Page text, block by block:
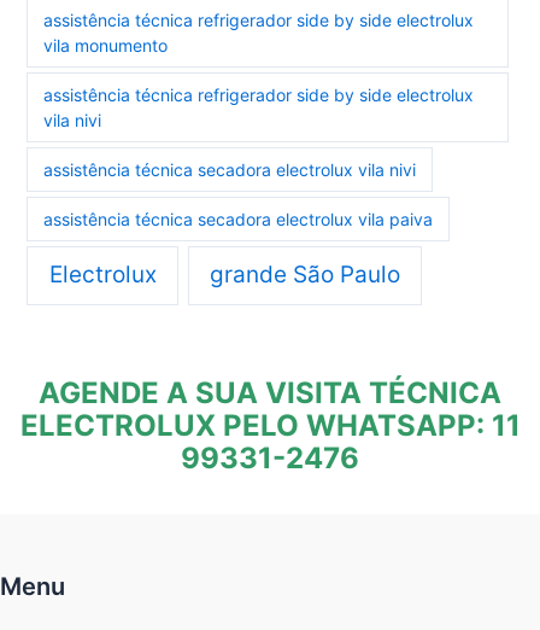
assistência técnica refrigerador side by side electrolux
vila monumento
assistência técnica refrigerador side by side electrolux
vila nivi
assistência técnica secadora electrolux vila nivi
assistência técnica secadora electrolux vila paiva
Electrolux grande São Paulo
AGENDE A SUA VISITA TÉCNICA
ELECTROLUX PELO WHATSAPP: 11
99331-2476
Menu